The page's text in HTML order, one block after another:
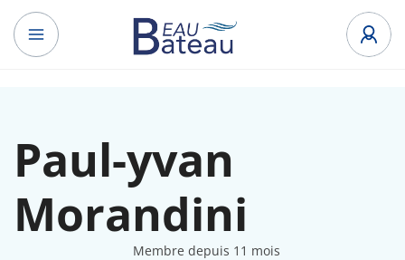
Paul-yvan
Morandini
Membre depuis 11 mois